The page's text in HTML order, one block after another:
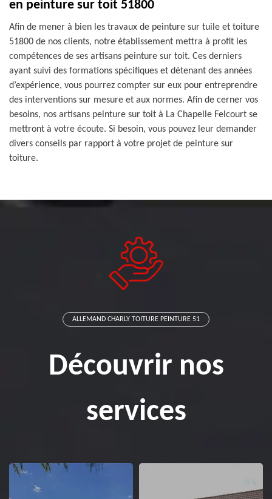
en peinture sur toit 51800
Afin de mener à bien les travaux de peinture sur tuile et toiture
51800 de nos clients, notre établissement mettra à profit les
compétences de ses artisans peinture sur toit. Ces derniers
ayant suivi des formations spécifiques et détenant des années
d’expérience, vous pourrez compter sur eux pour entreprendre
des interventions sur mesure et aux normes. Afin de cerner vos
besoins, nos artisans peinture sur toit à La Chapelle Felcourt se
mettront à votre écoute. Si besoin, vous pouvez leur demander
divers conseils par rapport à votre projet de peinture sur
toiture.
ALLEMAND CHARLY TOITURE PEINTURE 51
Découvrir nos
services